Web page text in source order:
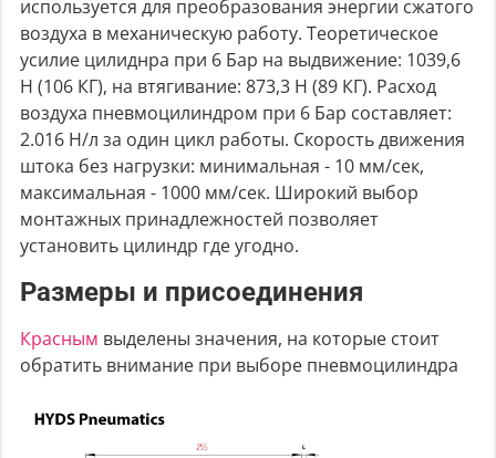
используется для преобразования энергии сжатого
воздуха в механическую работу. Теоретическое
усилие цилиднра при 6 Бар на выдвижение: 1039,6
Н (106 КГ), на втягивание: 873,3 Н (89 КГ). Расход
воздуха пневмоцилиндром при 6 Бар составляет:
2.016 Н/л за один цикл работы. Скорость движения
штока без нагрузки: минимальная - 10 мм/сек,
максимальная - 1000 мм/сек. Широкий выбор
монтажных принадлежностей позволяет
установить цилиндр где угодно.
Размеры и присоединения
Красным выделены значения, на которые стоит
обратить внимание при выборе пневмоцилиндра